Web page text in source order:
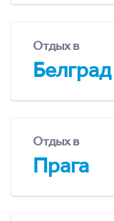
Отдых в
Белград
Отдых в
Прага